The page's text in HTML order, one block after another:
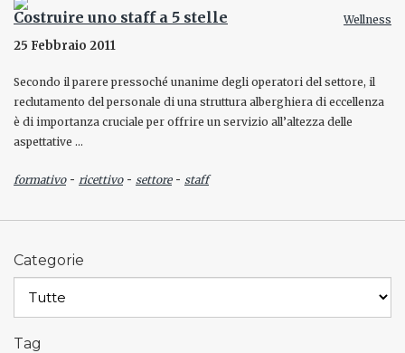
Costruire uno staff a 5 stelle Wellness
25 Febbraio 2011
Secondo il parere pressoché unanime degli operatori del settore, il
reclutamento del personale di una struttura alberghiera di eccellenza
è di importanza cruciale per offrire un servizio all’altezza delle
aspettative …
formativo- ricettivo- settore- staff
Categorie
Tag